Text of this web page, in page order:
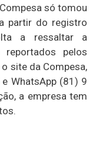
só tomou
partir do registro
a ressaltar a
pelos
site da Compesa,
WhatsApp (81) 9
a empresa tem